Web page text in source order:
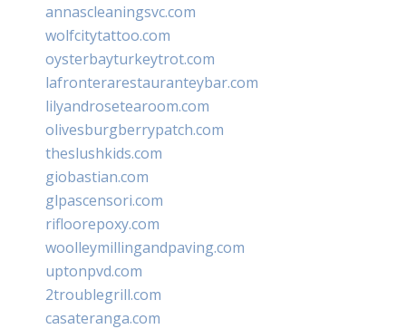
annascleaningsvc.com
wolfcitytattoo.com
oysterbayturkeytrot.com
lafronterarestauranteybar.com
lilyandrosetearoom.com
olivesburgberrypatch.com
theslushkids.com
giobastian.com
glpascensori.com
rifloorepoxy.com
woolleymillingandpaving.com
uptonpvd.com
2troublegrill.com
casateranga.com